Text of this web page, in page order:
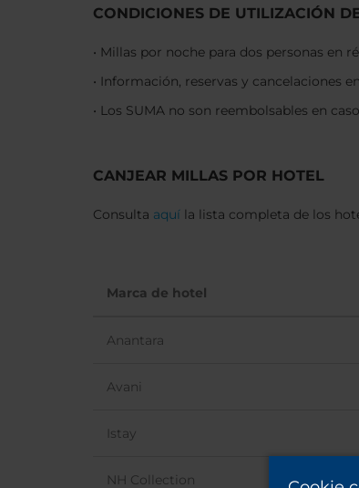
CONDICIONES DE UTILIZACIÓN
• Millas por noche para dos personas en
• Información, reservas y cancelaciones
• Los SUMA no son reembolsables en
CANJEAR MILLAS POR HOTEL
Consulta aquí la lista completa de los
Marca de hotel
Anantara
Avani
Istay
NH Collection